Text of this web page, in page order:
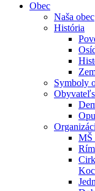
Obec
Naša obec
História
Symboly
MŠ